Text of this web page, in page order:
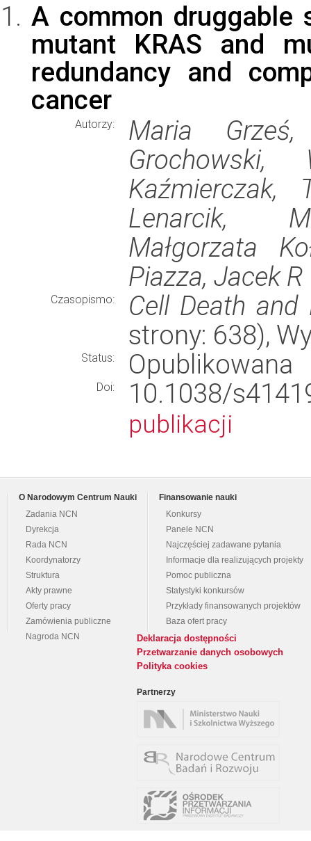
A common druggable
mutant KRAS and
redundancy and
cancer
Autorzy:
Maria
Grochowski,
Kaźmierczak,
Lenarcik,
Małgorzata
Piazza, Jacek
Czasopismo:
Cell Death and
strony: 638),
Status: Opublikowana
Doi: 10.1038/
publikacji
O Narodowym Centrum Nauki
Zadania NCN
Dyrekcja
Rada NCN
Koordynatorzy
Struktura
Akty prawne
Oferty pracy
Zamówienia publiczne
Nagroda NCN
Finansowanie nauki
Konkursy
Panele NCN
Najczęściej zadawane pytania
Informacje dla realizujących projekty
Pomoc publiczna
Statystyki konkursów
Przykłady finansowanych projektów
Baza ofert pracy
Deklaracja dostępności
Przetwarzanie danych osobowych
Polityka cookies
Partnerzy